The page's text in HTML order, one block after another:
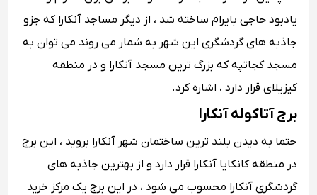
یادبود حاجی بایرام ساخته شد ، از دیگر مساجد آنکارا که جزو
جاذبه های گردشگری این شهر به شمار می روند می توان به
مسجد کجاتپه که بزرگ ترین مسجد آنکارا و در منطقه
کیزیلای قرار دارد ، اشاره کرد.
برج آتاکوله آنکارا
حتما به دیدن بلند ترین ساختمان شهر آنکارا بروید ، این برج
در منطقه کانکایا آنکارا قرار دارد و از بهترین جاذبه های
گردشگری آنکارا محسوب می شود ، در این برج یک مرکز خرید